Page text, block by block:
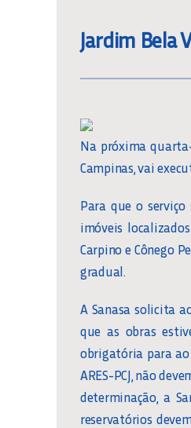
Jardim Bela
Na próxima
Campinas, vai
Para que o serviço
imóveis
Carpino e Cônego
gradual.
A Sanasa solicita
que as obras
obrigatória para ao
ARES-PCJ, não
determinação, a
reservatórios